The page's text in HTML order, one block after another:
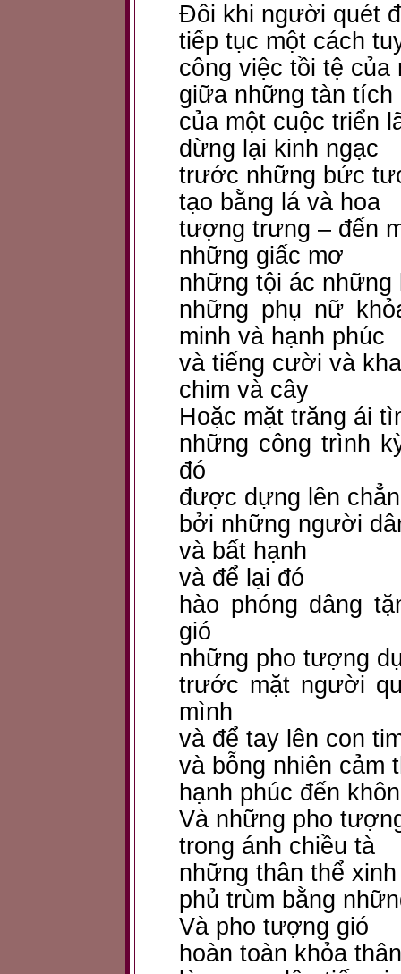
Đôi khi người quét
tiếp tục một cách
công việc tồi tệ của
giữa những tàn tích
của một cuộc triển
dừng lại kinh ngạc
trước những bức
tạo bằng lá và hoa
tượng trưng – đến
những giấc mơ
những tội ác những
những phụ nữ
minh và hạnh phúc
và tiếng cười và
chim và cây
Hoặc mặt trăng ái
những công trình
đó
được dựng lên
bởi những người
và bất hạnh
và để lại đó
hào phóng dâng
gió
những pho tượng
trước mặt người
mình
và để tay lên con
và bỗng nhiên cảm
hạnh phúc đến
Và những pho
trong ánh chiều tà
những thân thể
phủ trùm bằng
Và pho tượng gió
hoàn toàn khỏa